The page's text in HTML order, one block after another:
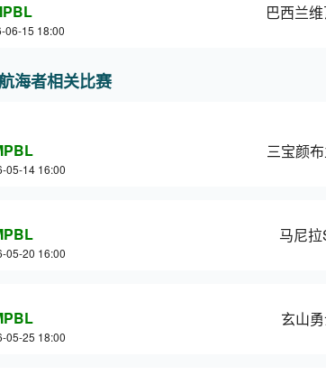
06-15 18:00
巴西兰
海者相关比赛
05-14 16:00
三宝颜
05-20 16:00
马尼拉
05-25 18:00
玄山